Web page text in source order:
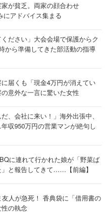
家が貧乏。両家の顔合わせ
アドバイス集まる
ください」大会会場で保護からク
ら準備してきた部活動の指導
届くも「現金4万円が消えてい
意外な一言に驚いた女性
、会社に来い！」海外出張中、
収950万円の営業マンが絶句し
に連れて行かれた娘が「野菜ば
と報告してきて……【前編】
人が急死！ 香典袋に「借用書の
の執念